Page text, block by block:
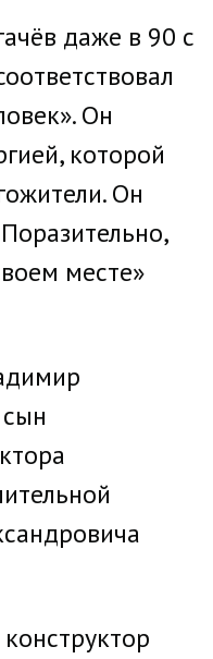
даже в 90 с
Он
которой
Он
месте»